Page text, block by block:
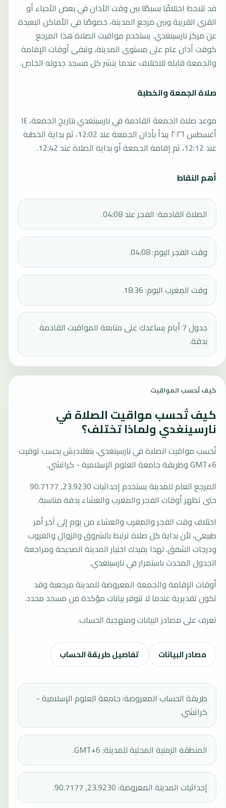
قد تلاحظ اختلافًا بسيطًا بين وقت الأذان في بعض الأحياء أو
القرى القريبة وبين مرجع المدينة، خصوصًا في الأماكن البعيدة
عن مركز نارسينغدي. يستخدم مواقيت الصلاة هذا المرجع
كوقت أذان عام على مستوى المدينة، وتبقى أوقات الإقامة
والجمعة قابلة للاختلاف عندما ينشر كل مسجد جدوله الخاص.
صلاة الجمعة والخطبة
موعد صلاة الجمعة القادمة في نارسينغدي بتاريخ الجمعة، ١٤
أغسطس ٢٠٢٦ يبدأ بأذان الجمعة عند 12:02، ثم بداية الخطبة
عند 12:12، ثم إقامة الجمعة أو بداية الصلاة عند 12:42.
أهم النقاط
الصلاة القادمة: الفجر عند 04:08.
وقت الفجر اليوم: 04:08.
وقت المغرب اليوم: 18:36.
جدول 7 أيام يساعدك على متابعة المواقيت القادمة
بدقة.
كيف تُحسب المواقيت
كيف تُحسب مواقيت الصلاة في
نارسينغدي ولماذا تختلف؟
تُحسب مواقيت الصلاة في نارسينغدي، بنغلاديش بحسب توقيت
GMT+6 وطريقة جامعة العلوم الإسلامية - كراتشي.
المرجع العام للمدينة يستخدم إحداثيات 23.9230, 90.7177
حتى تظهر أوقات الفجر والمغرب والعشاء بدقة مناسبة.
اختلاف وقت الفجر والمغرب والعشاء من يوم إلى آخر أمر
طبيعي، لأن بداية كل صلاة ترتبط بالشروق والزوال والغروب
ودرجات الشفق. لهذا يفيدك اختيار المدينة الصحيحة ومراجعة
الجدول المحدث باستمرار في نارسينغدي.
أوقات الإقامة والجمعة المعروضة للمدينة مرجعية وقد
تكون تقديرية عندما لا تتوفر بيانات مؤكدة من مسجد محدد.
تعرف على مصادر البيانات ومنهجية الحساب.
مصادر البيانات تفاصيل طريقة الحساب
طريقة الحساب المعروضة: جامعة العلوم الإسلامية -
كراتشي.
المنطقة الزمنية المحلية للمدينة: GMT+6.
إحداثيات المدينة المعروضة: 23.9230, 90.7177.